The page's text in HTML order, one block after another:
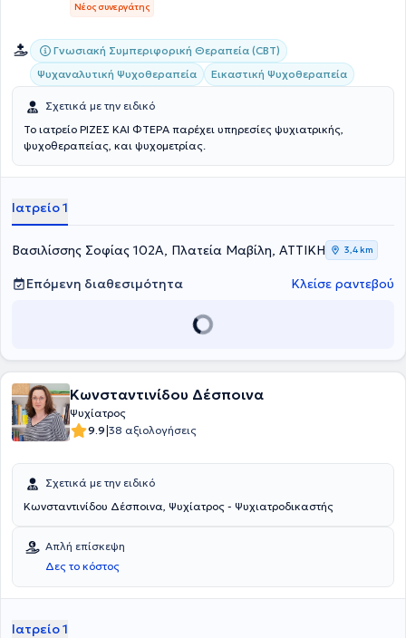
Νέος συνεργάτης
Γνωσιακή Συμπεριφορική Θεραπεία (CBT)
Ψυχαναλυτική Ψυχοθεραπεία
Εικαστική Ψυχοθεραπεία
Σχετικά με την ειδικό
Το ιατρείο ΡΙΖΕΣ ΚΑΙ ΦΤΕΡΑ παρέχει υπηρεσίες ψυχιατρικής,
ψυχοθεραπείας, και ψυχομετρίας.
Ιατρείο 1
Βασιλίσσης Σοφίας 102Α, Πλατεία Μαβίλη, ΑΤΤΙΚΗ 3,4 km
Επόμενη διαθεσιμότητα Κλείσε ραντεβού
Κωνσταντινίδου Δέσποινα
Ψυχίατρος
9.9|38 αξιολογήσεις
Σχετικά με την ειδικό
Κωνσταντινίδου Δέσποινα, Ψυχίατρος - Ψυχιατροδικαστής
Απλή επίσκεψη
Δες το κόστος
Ιατρείο 1